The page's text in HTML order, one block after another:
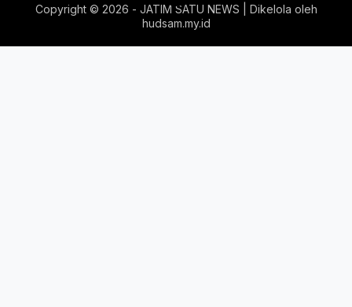
Copyright © 2026 - JATIM SATU NEWS | Dikelola oleh
hudsam.my.id